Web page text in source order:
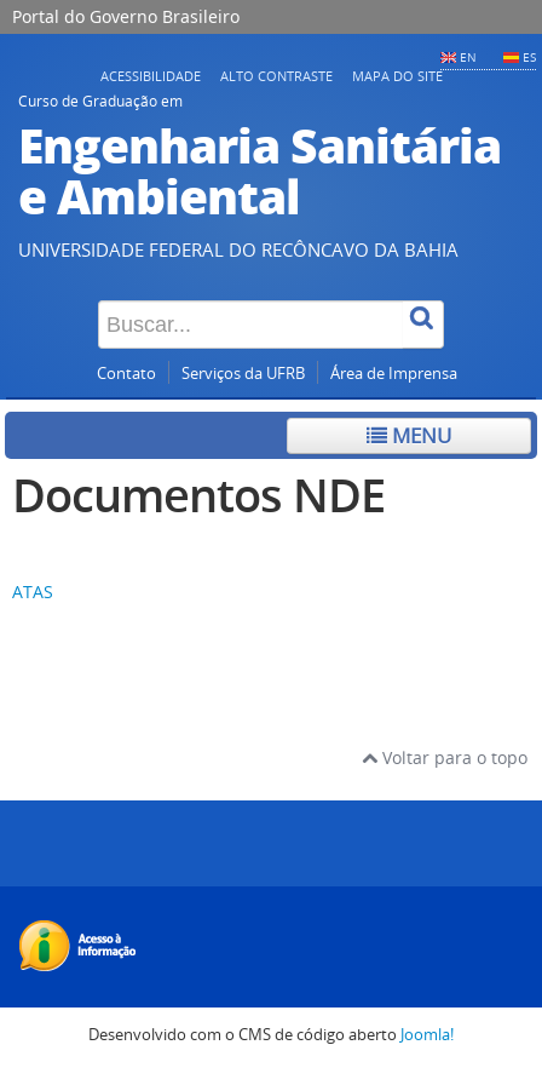
Portal do Governo Brasileiro
EN ES
ACESSIBILIDADE ALTO CONTRASTE
MAPA DO SITE
Curso de Graduação em
Engenharia Sanitária
e Ambiental
UNIVERSIDADE FEDERAL DO RECÔNCAVO DA BAHIA
Contato Serviços da UFRB Área de Imprensa
MENU
Documentos NDE
ATAS
Voltar para o topo
Desenvolvido com o CMS de código aberto Joomla!